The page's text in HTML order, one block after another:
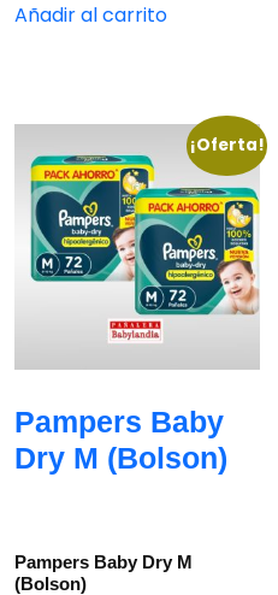
Añadir al carrito
¡Oferta!
Pampers Baby
Dry M (Bolson)
Pampers Baby Dry M
(Bolson)